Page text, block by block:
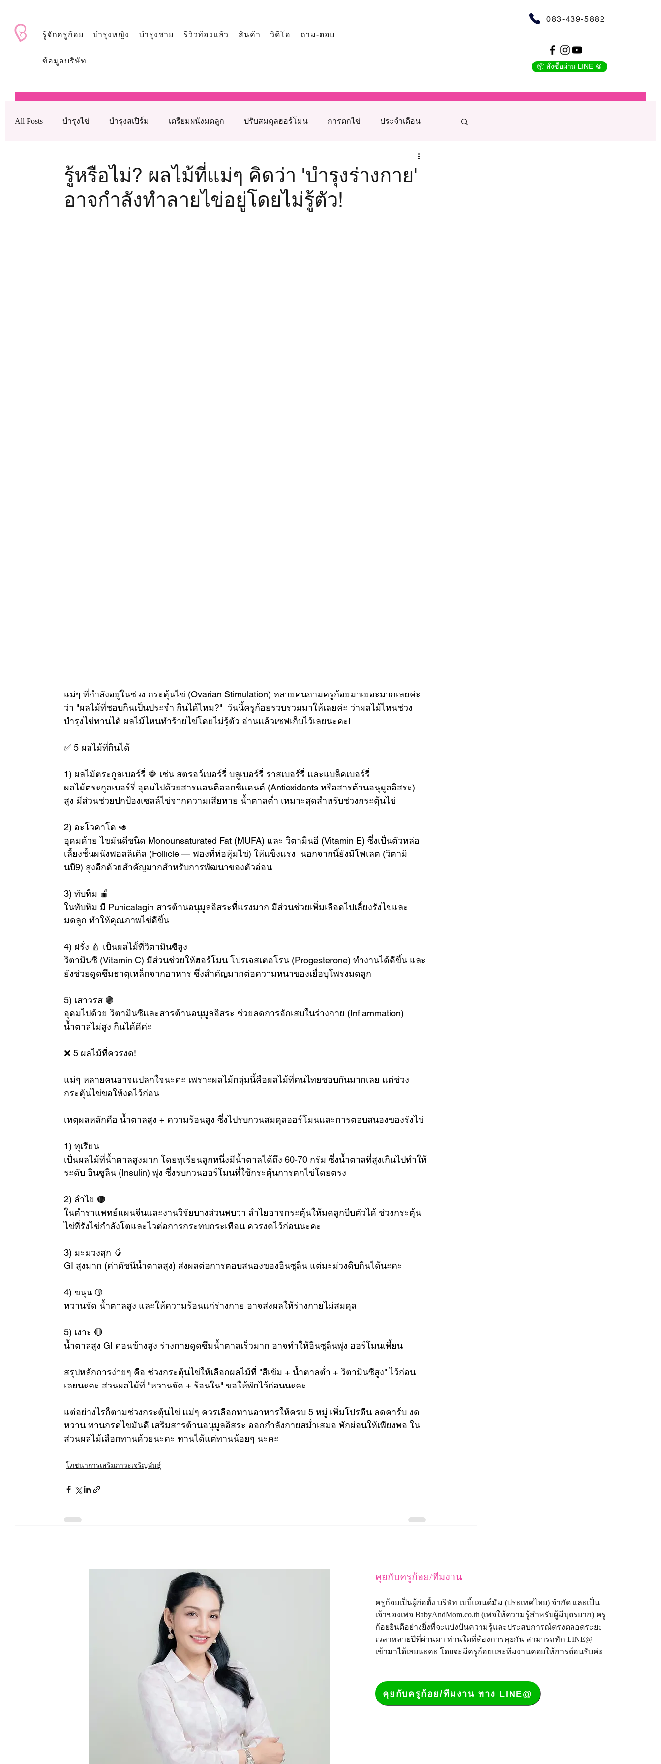
รู้จักครูก้อย บำรุงหญิง บำรุงชาย รีวิวท้องแล้ว สินค้า วิดีโอ ถาม-ตอบ
ข้อมูลบริษัท
083-439-5882
📦 สั่งซื้อผ่าน LINE @
All Posts บำรุงไข่ บำรุงสเปิร์ม เตรียมผนังมดลูก ปรับสมดุลฮอร์โมน การตกไข่ ประจำเดือน
ดูแลหลังใส่ตัวอ่อน
เทคโนโลยีช่วยเจริญพันธุ์ทางการแพทย์ วิตามินบำรุงเตรียมตั้งครรภ์ สาเหตุมีบุตรยากจากฝ่ายหญิง
รู้หรือไม่? ผลไม้ที่แม่ๆ คิดว่า 'บำรุงร่างกาย'
อาจกำลังทำลายไข่อยู่โดยไม่รู้ตัว!
แม่ๆ ที่กำลังอยู่ในช่วง กระตุ้นไข่ (Ovarian Stimulation) หลายคนถามครูก้อยมาเยอะมากเลยค่ะ
ว่า "ผลไม้ที่ชอบกินเป็นประจำ กินได้ไหม?"  วันนี้ครูก้อยรวบรวมมาให้เลยค่ะ ว่าผลไม้ไหนช่วง
บำรุงไข่ทานได้ ผลไม้ไหนทำร้ายไข่โดยไม่รู้ตัว อ่านแล้วเซฟเก็บไว้เลยนะคะ!
✅ 5 ผลไม้ที่กินได้
1) ผลไม้ตระกูลเบอร์รี่ 🍓 เช่น สตรอว์เบอร์รี่ บลูเบอร์รี่ ราสเบอร์รี่ และแบล็คเบอร์รี่
ผลไม้ตระกูลเบอร์รี่ อุดมไปด้วยสารแอนติออกซิแดนต์ (Antioxidants หรือสารต้านอนุมูลอิสระ)
สูง มีส่วนช่วยปกป้องเซลล์ไข่จากความเสียหาย น้ำตาลต่ำ เหมาะสุดสำหรับช่วงกระตุ้นไข่
2) อะโวคาโด 🥑
อุดมด้วย ไขมันดีชนิด Monounsaturated Fat (MUFA) และ วิตามินอี (Vitamin E) ซึ่งเป็นตัวหล่อ
เลี้ยงชั้นผนังฟอลลิเคิล (Follicle — ฟองที่ห่อหุ้มไข่) ให้แข็งแรง  นอกจากนี้ยังมีโฟเลต (วิตามิ
นบี9) สูงอีกด้วยสำคัญมากสำหรับการพัฒนาของตัวอ่อน
3) ทับทิม 🍎
ในทับทิม มี Punicalagin สารต้านอนุมูลอิสระที่แรงมาก มีส่วนช่วยเพิ่มเลือดไปเลี้ยงรังไข่และ
มดลูก ทำให้คุณภาพไข่ดีขึ้น
4) ฝรั่ง 🍐 เป็นผลไม้้ที่วิตามินซีสูง
วิตามินซี (Vitamin C) มีส่วนช่วยให้ฮอร์โมน โปรเจสเตอโรน (Progesterone) ทำงานได้ดีขึ้น และ
ยังช่วยดูดซึมธาตุเหล็กจากอาหาร ซึ่งสำคัญมากต่อความหนาของเยื่อบุโพรงมดลูก
5) เสาวรส 🟣
อุดมไปด้วย วิตามินซีและสารต้านอนุมูลอิสระ ช่วยลดการอักเสบในร่างกาย (Inflammation)
น้ำตาลไม่สูง กินได้ดีค่ะ
❌ 5 ผลไม้ที่ควรงด!
แม่ๆ หลายคนอาจแปลกใจนะคะ เพราะผลไม้กลุ่มนี้คือผลไม้ที่คนไทยชอบกันมากเลย แต่ช่วง
กระตุ้นไข่ขอให้งดไว้ก่อน
เหตุผลหลักคือ น้ำตาลสูง + ความร้อนสูง ซึ่งไปรบกวนสมดุลฮอร์โมนและการตอบสนองของรังไข่
1) ทุเรียน
เป็นผลไม้ที่น้ำตาลสูงมาก โดยทุเรียนลูกหนึ่งมีน้ำตาลได้ถึง 60-70 กรัม ซึ่งน้ำตาลที่สูงเกินไปทำให้
ระดับ อินซูลิน (Insulin) พุ่ง ซึ่งรบกวนฮอร์โมนที่ใช้กระตุ้นการตกไข่โดยตรง
2) ลำไย 🟤
ในตำราแพทย์แผนจีนและงานวิจัยบางส่วนพบว่า ลำไยอาจกระตุ้นให้มดลูกบีบตัวได้ ช่วงกระตุ้น
ไข่ที่รังไข่กำลังโตและไวต่อการกระทบกระเทือน ควรงดไว้ก่อนนะคะ
3) มะม่วงสุก 🥭
GI สูงมาก (ค่าดัชนีน้ำตาลสูง) ส่งผลต่อการตอบสนองของอินซูลิน แต่มะม่วงดิบกินได้นะคะ
4) ขนุน 🟡
หวานจัด น้ำตาลสูง และให้ความร้อนแก่ร่างกาย อาจส่งผลให้ร่างกายไม่สมดุล
5) เงาะ 🔴
น้ำตาลสูง GI ค่อนข้างสูง ร่างกายดูดซึมน้ำตาลเร็วมาก อาจทำให้อินซูลินพุ่ง ฮอร์โมนเพี้ยน
สรุปหลักการง่ายๆ คือ ช่วงกระตุ้นไข่ให้เลือกผลไม้ที่ "สีเข้ม + น้ำตาลต่ำ + วิตามินซีสูง" ไว้ก่อน
เลยนะคะ ส่วนผลไม้ที่ "หวานจัด + ร้อนใน" ขอให้พักไว้ก่อนนะคะ
แต่อย่างไรก็ตามช่วงกระตุ้นไข่ แม่ๆ ควรเลือกทานอาหารให้ครบ 5 หมู่ เพิ่มโปรตีน ลดคาร์บ งด
หวาน ทานกรดไขมันดี เสริมสารต้านอนุมูลอิสระ ออกกำลังกายสม่ำเสมอ พักผ่อนให้เพียงพอ ใน
ส่วนผลไม้เลือกทานด้วยนะคะ ทานได้แต่ทานน้อยๆ นะคะ
โภชนาการเสริมภาวะเจริญพันธุ์
คุยกับครูก้อย/ทีมงาน
ครูก้อยเป็นผู้ก่อตั้ง บริษัท เบบี้แอนด์มัม (ประเทศไทย) จำกัด และเป็น
เจ้าของเพจ BabyAndMom.co.th (เพจให้ความรู้สำหรับผู้มีบุตรยาก) ครู
ก้อยยินดีอย่างยิ่งที่จะแบ่งปันความรู้และประสบการณ์ตรงตลอดระยะ
เวลาหลายปีที่ผ่านมา ท่านใดที่ต้องการคุยกัน สามารถทัก LINE@
เข้ามาได้เลยนะคะ โดยจะมีครูก้อยและทีมงานคอยให้การต้อนรับค่ะ
คุยกับครูก้อย/ทีมงาน ทาง LINE@